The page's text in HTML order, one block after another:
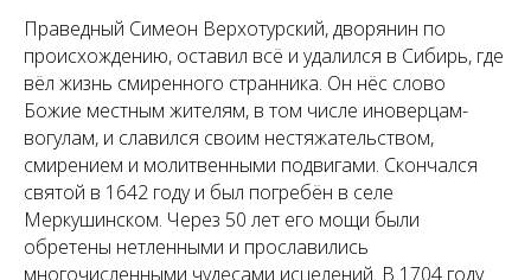
Праведный Симеон Верхотурский, дворянин по
происхождению, оставил всё и удалился в Сибирь, где
вёл жизнь смиренного странника. Он нёс слово
Божие местным жителям, в том числе иноверцам-
вогулам, и славился своим нестяжательством,
смирением и молитвенными подвигами. Скончался
святой в 1642 году и был погребён в селе
Меркушинском. Через 50 лет его мощи были
обретены нетленными и прославились
многочисленными чудесами исцелений. В 1704 году